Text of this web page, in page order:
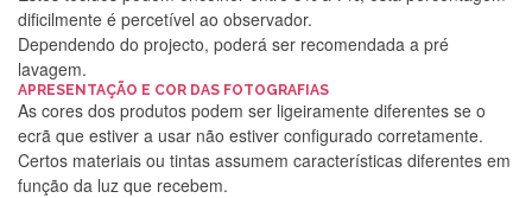
dificilmente é percetível ao observador.
Dependendo do projecto, poderá ser recomendada a pré
lavagem.
APRESENTAÇÃO E COR DAS FOTOGRAFIAS
As cores dos produtos podem ser ligeiramente diferentes se o
ecrã que estiver a usar não estiver configurado corretamente.
Certos materiais ou tintas assumem características diferentes em
função da luz que recebem.
Silvia Lopes
Encomenda direitinha. Rapidez e segurança. Volto a
encomendar.